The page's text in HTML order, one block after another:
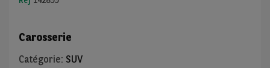
Carosserie
Catégorie: SUV